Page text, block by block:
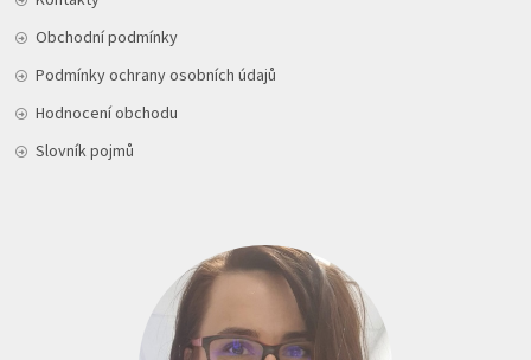
Obchodní podmínky
Podmínky ochrany osobních údajů
Hodnocení obchodu
Slovník pojmů